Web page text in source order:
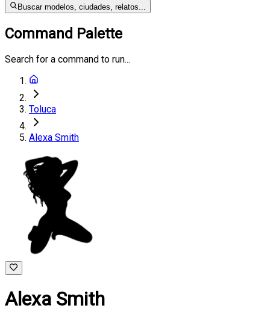
Buscar modelos, ciudades, relatos...
Command Palette
Search for a command to run...
Toluca
Alexa Smith
Alexa Smith